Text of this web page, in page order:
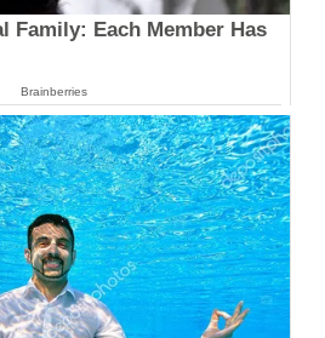
Family: Each Member Has
Brainberries